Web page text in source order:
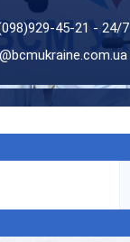
45-21 - 24/7